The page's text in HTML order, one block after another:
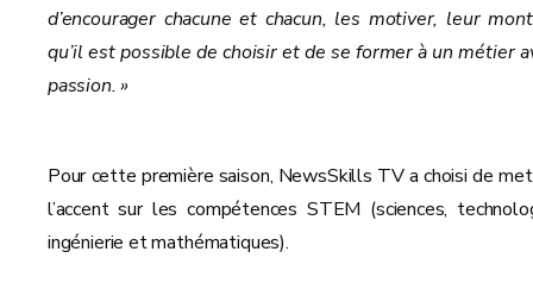
d’encourager chacune et chacun, les motiver, leur
qu’il est possible de choisir et de se former à un métier
passion. »
Pour cette première saison, NewsSkills TV a choisi de
l’accent sur les compétences STEM (sciences,
ingénierie et mathématiques).